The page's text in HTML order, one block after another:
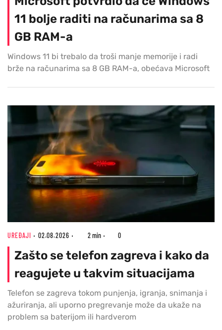
11 bolje raditi na računarima sa 8
GB RAM-a
Windows 11 bi trebalo da troši manje memorije i radi
brže na računarima sa 8 GB RAM-a, obećava Microsoft
UREĐAJI 02.08.2026 2 min 0
Zašto se telefon zagreva i kako da
reagujete u takvim situacijama
Telefon se zagreva tokom punjenja, igranja, snimanja i
ažuriranja, ali uporno pregrevanje može da ukaže na
problem sa baterijom ili hardverom